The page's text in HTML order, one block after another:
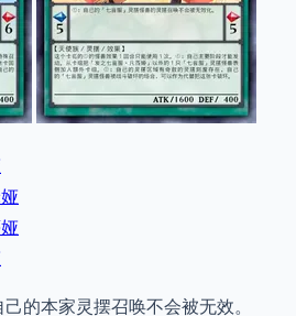
的本家灵摆召唤不会被无效。